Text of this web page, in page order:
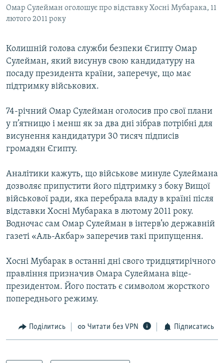
КРИМ РЕАЛІЇ
РУС
КТАТ
ДОЛУЧАЙСЯ!
Усі сайти RFE/RL
Омар Сулейман оголошує про відставку Хосні Мубарака, 11
лютого 2011 року
Колишній голова служби безпеки Єгипту Омар
Сулейман, який висунув свою кандидатуру на
посаду президента країни, заперечує, що має
підтримку військових.
74-річний Омар Сулейман оголосив про свої плани
у п’ятницю і менш як за два дні зібрав потрібні для
висунення кандидатури 30 тисяч підписів
громадян Єгипту.
Аналітики кажуть, що військове минуле Сулеймана
дозволяє припустити його підтримку з боку Вищої
військової ради, яка перебрала владу в країні після
відставки Хосні Мубарака в лютому 2011 року.
Водночас сам Омар Сулейман в інтерв’ю державній
газеті «Аль-Акбар» заперечив такі припущення.
Хосні Мубарак в останні дні свого тридцятирічного
правління призначив Омара Сулеймана віце-
президентом. Його постать є символом жорсткого
попереднього режиму.
Поділитись Читати без VPN Підписатись